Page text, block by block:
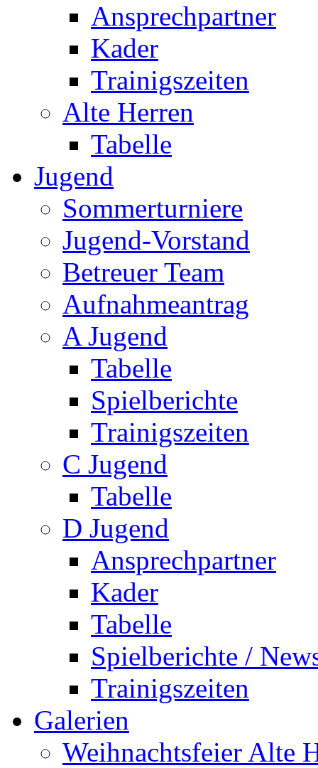
Ansprechpartner
Kader
Trainigszeiten
Alte Herren
Tabelle
Jugend
Sommerturniere
Jugend-Vorstand
Betreuer Team
Aufnahmeantrag
A Jugend
Tabelle
Spielberichte
Trainigszeiten
C Jugend
Tabelle
D Jugend
Ansprechpartner
Kader
Tabelle
Spielberichte /
Trainigszeiten
Galerien
Weihnachtsfeier Alte